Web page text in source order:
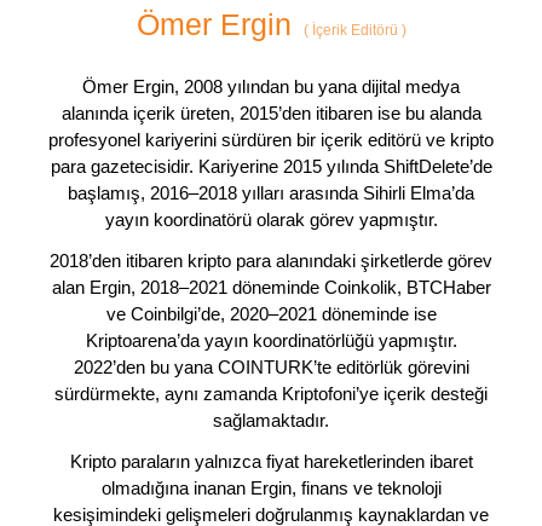
Ömer Ergin (İçerik Editörü )
Ömer Ergin, 2008 yılından bu yana dijital medya
alanında içerik üreten, 2015’den itibaren ise bu alanda
profesyonel kariyerini sürdüren bir içerik editörü ve kripto
para gazetecisidir. Kariyerine 2015 yılında ShiftDelete’de
başlamış, 2016–2018 yılları arasında Sihirli Elma’da
yayın koordinatörü olarak görev yapmıştır.
2018’den itibaren kripto para alanındaki şirketlerde görev
alan Ergin, 2018–2021 döneminde Coinkolik, BTCHaber
ve Coinbilgi’de, 2020–2021 döneminde ise
Kriptoarena’da yayın koordinatörlüğü yapmıştır.
2022’den bu yana COINTURK’te editörlük görevini
sürdürmekte, aynı zamanda Kriptofoni’ye içerik desteği
sağlamaktadır.
Kripto paraların yalnızca fiyat hareketlerinden ibaret
olmadığına inanan Ergin, finans ve teknoloji
kesişimindeki gelişmeleri doğrulanmış kaynaklardan ve